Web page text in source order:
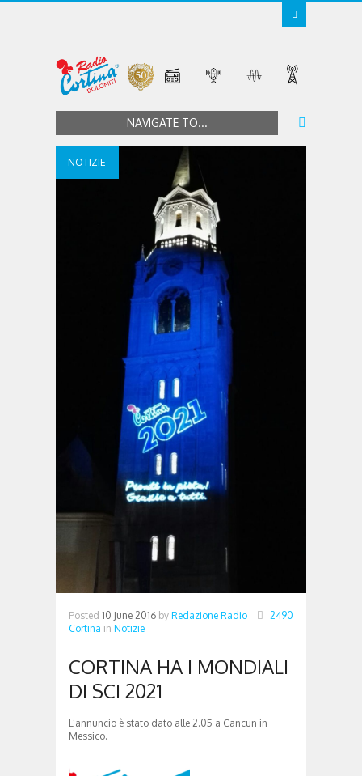
NAVIGATE TO...
NOTIZIE
Posted 10 June 2016 by Redazione Radio
Cortina in Notizie
2490
CORTINA HA I MONDIALI
DI SCI 2021
L’annuncio è stato dato alle 2.05 a Cancun in
Messico.